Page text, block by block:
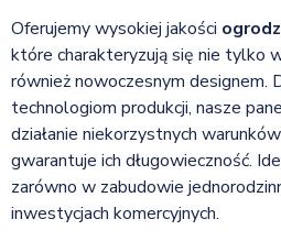
Oferujemy wysokiej jakości
które charakteryzują się nie tylko
również nowoczesnym designem.
technologiom produkcji, nasze
działanie niekorzystnych
gwarantuje ich długowieczność.
zarówno w zabudowie
inwestycjach komercyjnych.